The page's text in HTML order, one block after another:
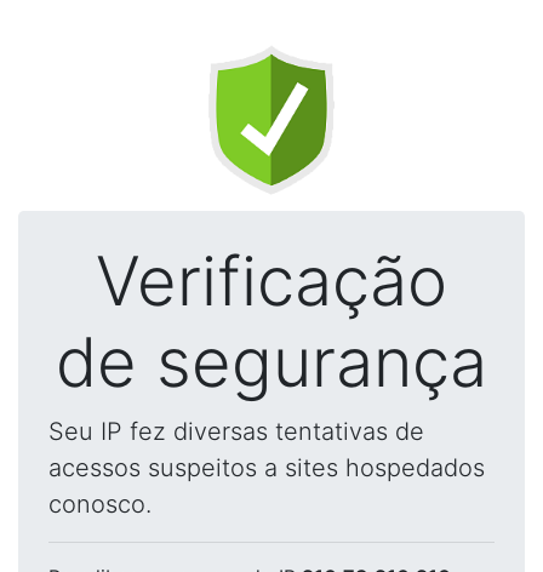
Verificação
de segurança
Seu IP fez diversas tentativas de
acessos suspeitos a sites hospedados
conosco.